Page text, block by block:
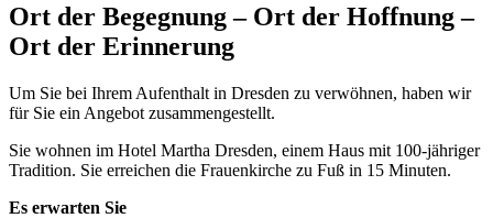
Ort der Begegnung – Ort der Hoffnung –
Ort der Erinnerung
Um Sie bei Ihrem Aufenthalt in Dresden zu verwöhnen, haben wir
für Sie ein Angebot zusammengestellt.
Sie wohnen im Hotel Martha Dresden, einem Haus mit 100-jähriger
Tradition. Sie erreichen die Frauenkirche zu Fuß in 15 Minuten.
Es erwarten Sie